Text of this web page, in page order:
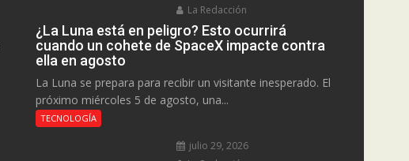
La Redacción
¿La Luna está en peligro? Esto ocurrirá
cuando un cohete de SpaceX impacte contra
ella en agosto
La Luna se prepara para recibir un visitante inesperado. El
próximo miércoles 5 de agosto, una...
TECNOLOGÍA
julio 29, 2026